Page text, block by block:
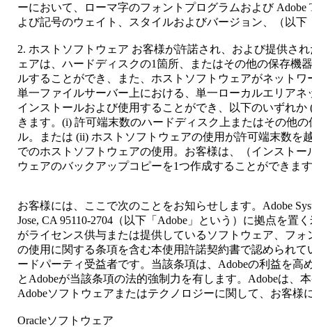
ーにおいて、ローマ字のフォントプログラムおよび Adobe
よび記号のウェイト、スタイルおよびバージョン、（以
2. ホストソフトウェア お客様が許諾され、および提供さ
ェアは、ハードディスクの1箇所、またはその他の保存機
ルすることができ、また、ホストソフトウェアがネット
単一ファイルサーバー上における、単一ローカルエリア
インストールおよび使用することができ、以下のいずれ
きます。(i) 許可端末数のハードディスク上またはその他
ル。または (ii) ホストソフトウェアの使用が許可端末数を
でのホストソフトウェアの使用。お客様は、（インスト
ウェアのバックアップコピーを1つ作成することができま
お客様には、ここで次のことをお知らせします。Adobe
Jose, CA 95110-2704（以下「Adobe」という）に拠点を置
がライセンス供与または提供しているソフトウェア、フ
の使用に関する条項を含む本使用許諾契約書で認められ
ードパーティ受益者です。当該条項は、Adobeの利益を高
とAdobeが当該条項の法的強制力を有します。Adobeは、
Adobeソフトウェアまたはテクノロジーに関して、お客様
Oracleソフトウェア